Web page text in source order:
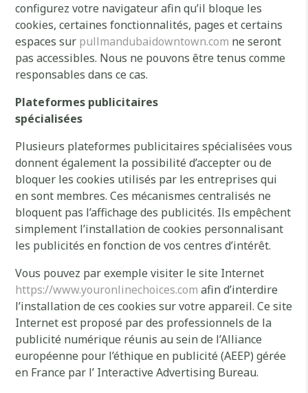
configurez votre navigateur afin qu’il bloque les
cookies, certaines fonctionnalités, pages et certains
espaces sur pullmandubaidowntown.com ne seront
pas accessibles. Nous ne pouvons être tenus comme
responsables dans ce cas.
Plateformes publicitaires
spécialisées
Plusieurs plateformes publicitaires spécialisées vous
donnent également la possibilité d’accepter ou de
bloquer les cookies utilisés par les entreprises qui
en sont membres. Ces mécanismes centralisés ne
bloquent pas l’affichage des publicités. Ils empêchent
simplement l’installation de cookies personnalisant
les publicités en fonction de vos centres d’intérêt.
Vous pouvez par exemple visiter le site Internet
https://www.youronlinechoices.com afin d’interdire
l’installation de ces cookies sur votre appareil. Ce site
Internet est proposé par des professionnels de la
publicité numérique réunis au sein de l’Alliance
européenne pour l’éthique en publicité (AEEP) gérée
en France par l’ Interactive Advertising Bureau.